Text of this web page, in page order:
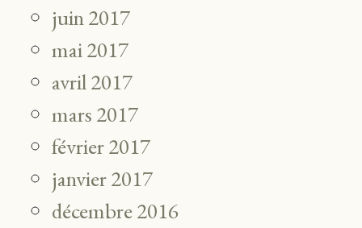
juin 2017
mai 2017
avril 2017
mars 2017
février 2017
janvier 2017
décembre 2016